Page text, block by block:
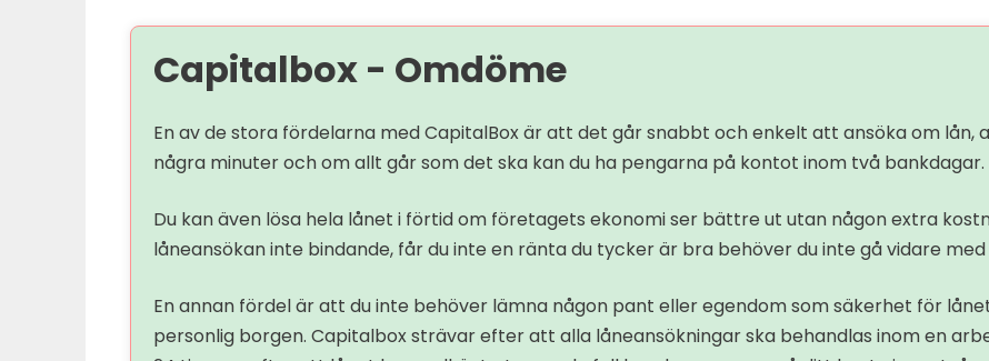
Capitalbox - Omdöme
En av de stora fördelarna med CapitalBox är att det går snabbt och enkelt att ansöka om lån,
några minuter och om allt går som det ska kan du ha pengarna på kontot inom två bankdagar.
Du kan även lösa hela lånet i förtid om företagets ekonomi ser bättre ut utan någon extra
låneansökan inte bindande, får du inte en ränta du tycker är bra behöver du inte gå vidare med
En annan fördel är att du inte behöver lämna någon pant eller egendom som säkerhet för
personlig borgen. Capitalbox strävar efter att alla låneansökningar ska behandlas inom en